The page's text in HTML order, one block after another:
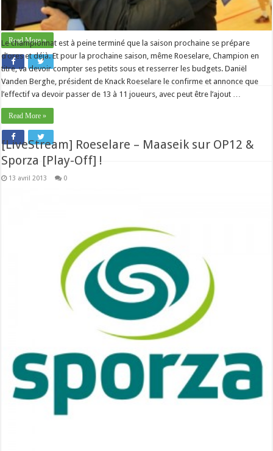
l’assistant idéal aux côtés d’Emile Rousseaux qui a lui aussi œuvré dans l’école
de volley de la VVB. …
Read More »
Le championnat est à peine terminé que la saison prochaine se prépare
d’ores et déjà. Et pour la prochaine saison, même Roeselare, Champion en
titre, va devoir compter ses petits sous et resserrer les budgets. Daniël
Vanden Berghe, président de Knack Roeselare le confirme et annonce que
l’effectif va devoir passer de 13 à 11 joueurs, avec peut être l’ajout …
Read More »
[LiveStream] Roeselare – Maaseik sur OP12 &
Sporza [Play-Off] !
13 avril 2013 0